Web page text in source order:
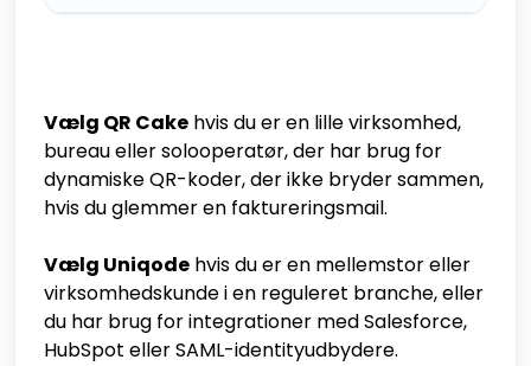
Vælg QR Cake hvis du er en lille virksomhed,
bureau eller solooperatør, der har brug for
dynamiske QR-koder, der ikke bryder sammen,
hvis du glemmer en faktureringsmail.
Vælg Uniqode hvis du er en mellemstor eller
virksomhedskunde i en reguleret branche, eller
du har brug for integrationer med Salesforce,
HubSpot eller SAML-identityudbydere.